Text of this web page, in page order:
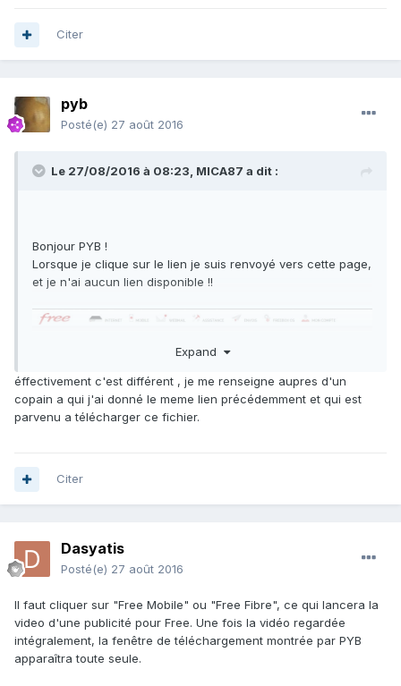
Citer
pyb
Posté(e) 27 août 2016
Le 27/08/2016 à 08:23, MICA87 a dit :
Bonjour PYB !
Lorsque je clique sur le lien je suis renvoyé vers cette page,
et je n'ai aucun lien disponible !!
Expand
éffectivement c'est différent , je me renseigne aupres d'un
copain a qui j'ai donné le meme lien précédemment et qui est
parvenu a télécharger ce fichier.
Citer
Dasyatis
Posté(e) 27 août 2016
Il faut cliquer sur "Free Mobile" ou "Free Fibre", ce qui lancera la
video d'une publicité pour Free. Une fois la vidéo regardée
intégralement, la fenêtre de téléchargement montrée par PYB
apparaîtra toute seule.